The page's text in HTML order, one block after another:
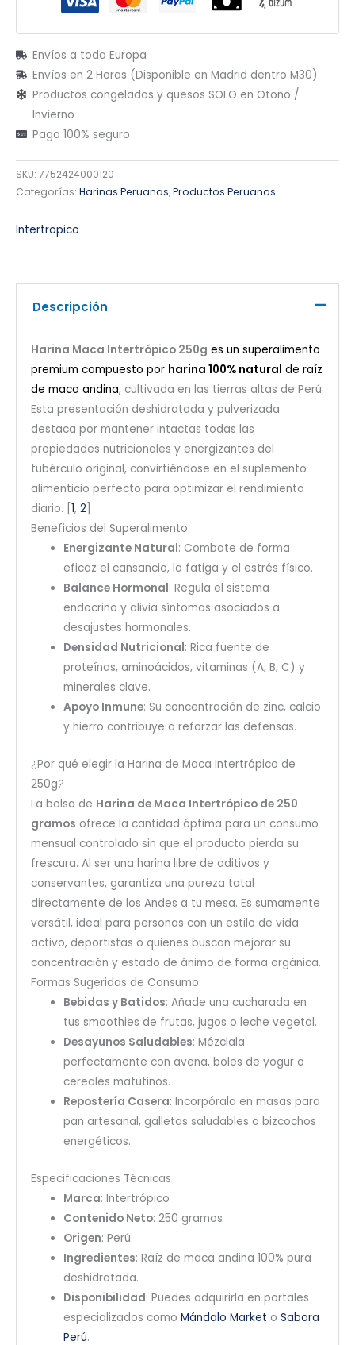
Envíos a toda Europa
Envíos en 2 Horas (Disponible en Madrid dentro M30)
Productos congelados y quesos SOLO en Otoño /
Invierno
Pago 100% seguro
SKU: 7752424000120
Categorías: Harinas Peruanas,Productos Peruanos
Intertropico
Descripción
Harina Maca Intertrópico 250g es un superalimento
premium compuesto por harina 100% natural de raíz
de maca andina, cultivada en las tierras altas de Perú.
Esta presentación deshidratada y pulverizada
destaca por mantener intactas todas las
propiedades nutricionales y energizantes del
tubérculo original, convirtiéndose en el suplemento
alimenticio perfecto para optimizar el rendimiento
diario. [ 1, 2]
Beneficios del Superalimento
Energizante Natural: Combate de forma
eficaz el cansancio, la fatiga y el estrés físico.
Balance Hormonal: Regula el sistema
endocrino y alivia síntomas asociados a
desajustes hormonales.
Densidad Nutricional: Rica fuente de
proteínas, aminoácidos, vitaminas (A, B, C) y
minerales clave.
Apoyo Inmune: Su concentración de zinc, calcio
y hierro contribuye a reforzar las defensas.
¿Por qué elegir la Harina de Maca Intertrópico de
250g?
La bolsa de Harina de Maca Intertrópico de 250
gramos ofrece la cantidad óptima para un consumo
mensual controlado sin que el producto pierda su
frescura. Al ser una harina libre de aditivos y
conservantes, garantiza una pureza total
directamente de los Andes a tu mesa. Es sumamente
versátil, ideal para personas con un estilo de vida
activo, deportistas o quienes buscan mejorar su
concentración y estado de ánimo de forma orgánica.
Formas Sugeridas de Consumo
Bebidas y Batidos: Añade una cucharada en
tus smoothies de frutas, jugos o leche vegetal.
Desayunos Saludables: Mézclala
perfectamente con avena, boles de yogur o
cereales matutinos.
Repostería Casera: Incorpórala en masas para
pan artesanal, galletas saludables o bizcochos
energéticos.
Especificaciones Técnicas
Marca: Intertrópico
Contenido Neto: 250 gramos
Origen: Perú
Ingredientes: Raíz de maca andina 100% pura
deshidratada.
Disponibilidad: Puedes adquirirla en portales
especializados como Mándalo Market o Sabora
Perú.